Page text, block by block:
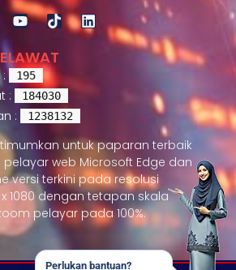
Perlukan bantuan?
: 195
: 184030
: 1238132
untuk paparan terbaik
web Microsoft Edge dan
versi terkini pada resolusi
x 1080 dengan tetapan skala
pelayar pada 100%.